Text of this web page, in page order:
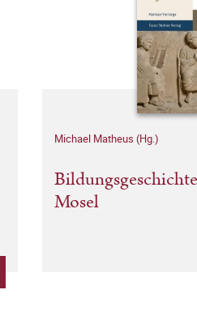
Michael Matheus (Hg.)
Mosel